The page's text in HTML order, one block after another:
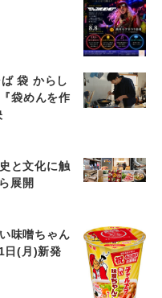
袋 からし
袋めんを作
と文化に触
展開
味噌ちゃん
日(月)新発